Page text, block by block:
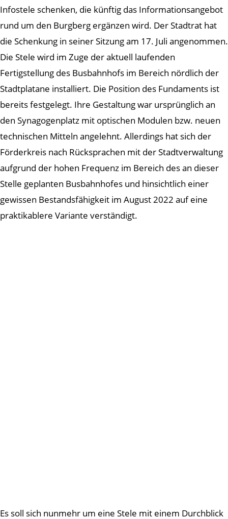
Infostele schenken, die künftig das Informationsangebot
rund um den Burgberg ergänzen wird. Der Stadtrat hat
die Schenkung in seiner Sitzung am 17. Juli angenommen.
Die Stele wird im Zuge der aktuell laufenden
Fertigstellung des Busbahnhofs im Bereich nördlich der
Stadtplatane installiert. Die Position des Fundaments ist
bereits festgelegt. Ihre Gestaltung war ursprünglich an
den Synagogenplatz mit optischen Modulen bzw. neuen
technischen Mitteln angelehnt. Allerdings hat sich der
Förderkreis nach Rücksprachen mit der Stadtverwaltung
aufgrund der hohen Frequenz im Bereich des an dieser
Stelle geplanten Busbahnhofes und hinsichtlich einer
gewissen Bestandsfähigkeit im August 2022 auf eine
praktikablere Variante verständigt.
Es soll sich nunmehr um eine Stele mit einem Durchblick